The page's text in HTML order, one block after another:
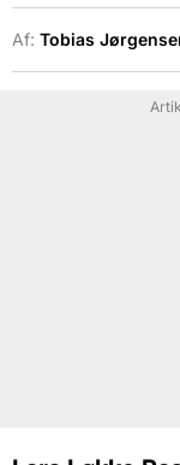
Af: Tobias